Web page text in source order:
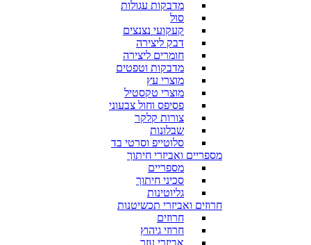
מדבקות עגולות
סול
קעקועי נצנצים
דבק ליצירה
חומרים ליצירה
מדבקות וטפטים
מוצרי עץ
מוצרי טקסטיל
פסיפס וחול צבעוני
צורות קלקר
שבלונות
סלוטייפ וסרטי בד
מספריים ואביזרי חיתוך
מספריים
סכיני חיתוך
גליוטינות
חרוזים ואביזרי תכשיטנות
חרוזים
חרוזי גיהוץ
אביזרי עזר